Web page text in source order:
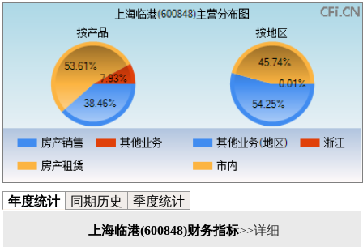
年度统计 同期历史 季度统计
上海临港(600848)财务指标>>详细